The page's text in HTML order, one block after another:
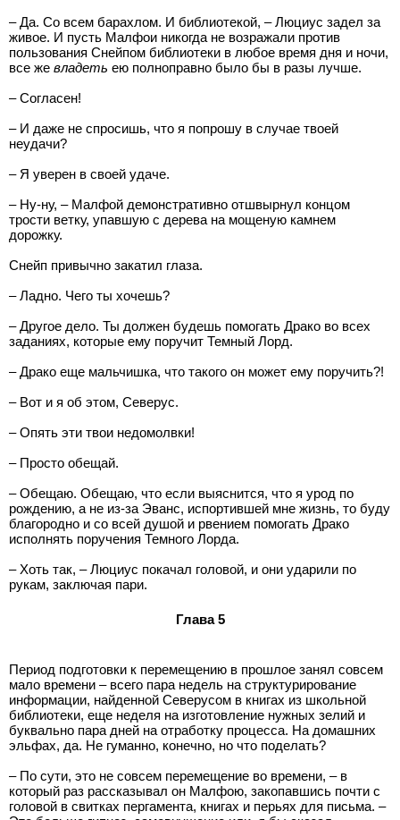
– Да. Со всем барахлом. И библиотекой, – Люциус задел за
живое. И пусть Малфои никогда не возражали против
пользования Снейпом библиотеки в любое время дня и ночи,
все же владеть ею полноправно было бы в разы лучше.
– Согласен!
– И даже не спросишь, что я попрошу в случае твоей
неудачи?
– Я уверен в своей удаче.
– Ну-ну, – Малфой демонстративно отшвырнул концом
трости ветку, упавшую с дерева на мощеную камнем
дорожку.
Снейп привычно закатил глаза.
– Ладно. Чего ты хочешь?
– Другое дело. Ты должен будешь помогать Драко во всех
заданиях, которые ему поручит Темный Лорд.
– Драко еще мальчишка, что такого он может ему поручить?!
– Вот и я об этом, Северус.
– Опять эти твои недомолвки!
– Просто обещай.
– Обещаю. Обещаю, что если выяснится, что я урод по
рождению, а не из-за Эванс, испортившей мне жизнь, то буду
благородно и со всей душой и рвением помогать Драко
исполнять поручения Темного Лорда.
– Хоть так, – Люциус покачал головой, и они ударили по
рукам, заключая пари.
Глава 5
Период подготовки к перемещению в прошлое занял совсем
мало времени – всего пара недель на структурирование
информации, найденной Северусом в книгах из школьной
библиотеки, еще неделя на изготовление нужных зелий и
буквально пара дней на отработку процесса. На домашних
эльфах, да. Не гуманно, конечно, но что поделать?
– По сути, это не совсем перемещение во времени, – в
который раз рассказывал он Малфою, закопавшись почти с
головой в свитках пергамента, книгах и перьях для письма. –